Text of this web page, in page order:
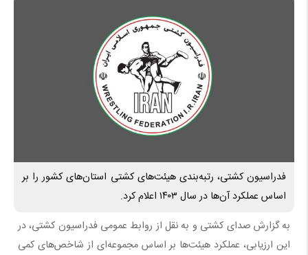
فدراسیون کشتی، رتبه‌بندی هیئت‌های کشتی استان‌های کشور را بر
اساس عملکرد آن‌ها در سال ۱۴۰۳ اعلام کرد.
به گزارش صدای کشتی و به نقل از روابط عمومی فدراسیون کشتی، در
این ارزیابی، عملکرد هیئت‌ها بر اساس مجموعه‌ای از شاخص‌های کمی